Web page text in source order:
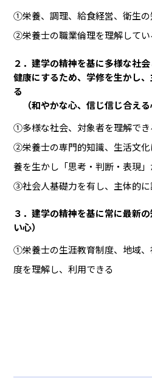
①栄養、調理、給食経営、衛生の
②栄養士の職業倫理を理解してい
２．建学の精神を基に多様な社会
健康にするため、学修を生かし
る
（和やかな心、信じ信じ合える
①多様な社会、対象者を理解でき
②栄養士の専門的知識、生活文
養を生かし「思考・判断・表現
③社会人基礎力を有し、主体的に
３．建学の精神を基に常に最新
い心）
①栄養士の生涯教育制度、地域
度を理解し、利用できる